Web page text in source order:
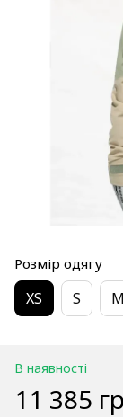
Розмір одягу
XS S M
В наявності
11 385